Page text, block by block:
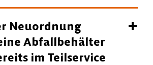
Neuordnung
Abfallbehälter
im Teilservice